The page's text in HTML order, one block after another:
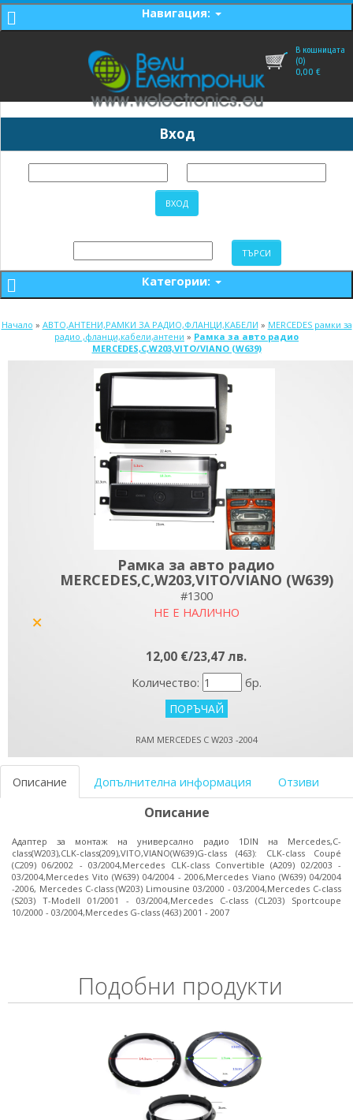
Навигация:
В кошницата
(0)
0,00 €
Вход
Категории:
Начало » АВТО,АНТЕНИ,РАМКИ ЗА РАДИО,ФЛАНЦИ,КАБЕЛИ » MERCEDES рамки за
радио ,фланци,кабели,антени » Рамка за авто радио
MERCEDES,C,W203,VITO/VIANO (W639)
Рамка за авто радио
MERCEDES,C,W203,VITO/VIANO (W639)
#1300
НЕ Е НАЛИЧНО
12,00 €/23,47 лв.
Количество: бр.
RAM MERCEDES C W203 -2004
Описание Допълнителна информация Отзиви
Описание
Адаптер за монтаж на универсално радио 1DIN на Mercedes,C-
class(W203),CLK-class(209),VITO,VIANO(W639)G-class (463): CLK-class Coupé
(C209) 06/2002 - 03/2004,Mercedes CLK-class Convertible (A209) 02/2003 -
03/2004,Mercedes Vito (W639) 04/2004 - 2006,Mercedes Viano (W639) 04/2004
-2006, Mercedes C-class (W203) Limousine 03/2000 - 03/2004,Mercedes C-class
(S203) T-Modell 01/2001 - 03/2004,Mercedes C-class (CL203) Sportcoupe
10/2000 - 03/2004,Mercedes G-class (463) 2001 - 2007
Подобни продукти